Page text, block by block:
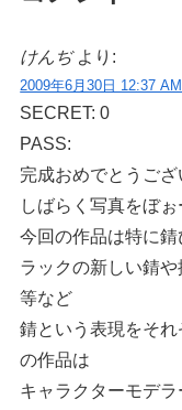
けんぢ より:
2009年6月30日 12:37 AM
SECRET: 0
PASS:
完成おめでとうござ
しばらく写真をぼ
今回の作品は特に
ラックの新しい錆
等など
錆という表現をそ
の作品は
キャラクターモデ